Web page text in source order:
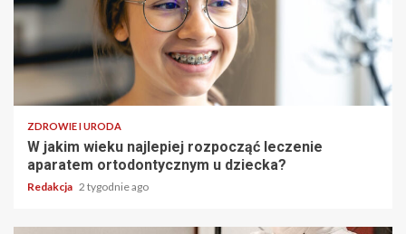
ZDROWIE I URODA
W jakim wieku najlepiej rozpocząć leczenie
aparatem ortodontycznym u dziecka?
Redakcja 2 tygodnie ago